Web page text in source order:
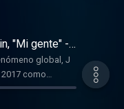
"Mi gente" -
global, J
2017 como
Song” del